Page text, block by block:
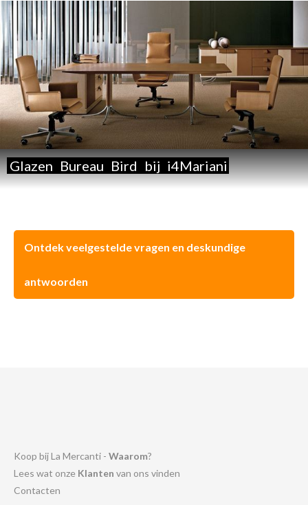
Glazen Bureau Bird bij i4Mariani
Ontdek veelgestelde vragen en deskundige
antwoorden
Koop bij La Mercanti - Waarom?
Lees wat onze Klanten van ons vinden
Contacten